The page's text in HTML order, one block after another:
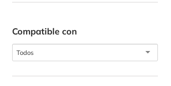
Compatible con
Todos